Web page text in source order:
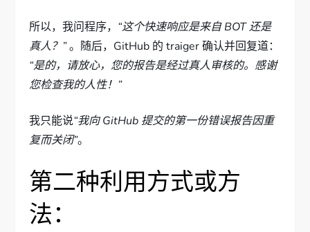
所以，我问程序， “这个快速响应是来自 BOT 还是
真人？”。随后，GitHub 的 traiger 确认并回复道：
“是的，请放心，您的报告是经过真人审核的。感谢
您检查我的人性！”
我只能说“我向 GitHub 提交的第一份错误报告因重
复而关闭”。
第二种利用方式或方
法：